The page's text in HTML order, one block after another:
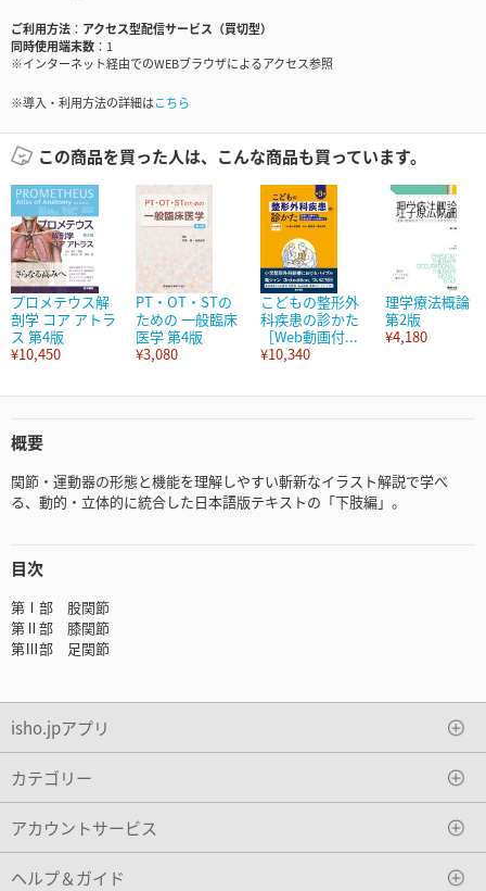
ご利用方法
アクセス型配信サービス（買切型）
同時使用端末数
1
※インターネット経由でのWEBブラウザによるアクセス参照
※導入・利用方法の詳細はこちら
この商品を買った人は、こんな商品も買っています。
プロメテウス解
剖学 コア アトラ
ス 第4版
¥10,450
PT・OT・STの
ための 一般臨床
医学 第4版
¥3,080
こどもの整形外
科疾患の診かた
［Web動画付...
¥10,340
理学療法概論
第2版
¥4,180
概要
関節・運動器の形態と機能を理解しやすい斬新なイラスト解説で学べ
る、動的・立体的に統合した日本語版テキストの「下肢編」。
目次
第Ⅰ部 股関節
第Ⅱ部 膝関節
第Ⅲ部 足関節
isho.jpアプリ
カテゴリー
アカウントサービス
ヘルプ＆ガイド